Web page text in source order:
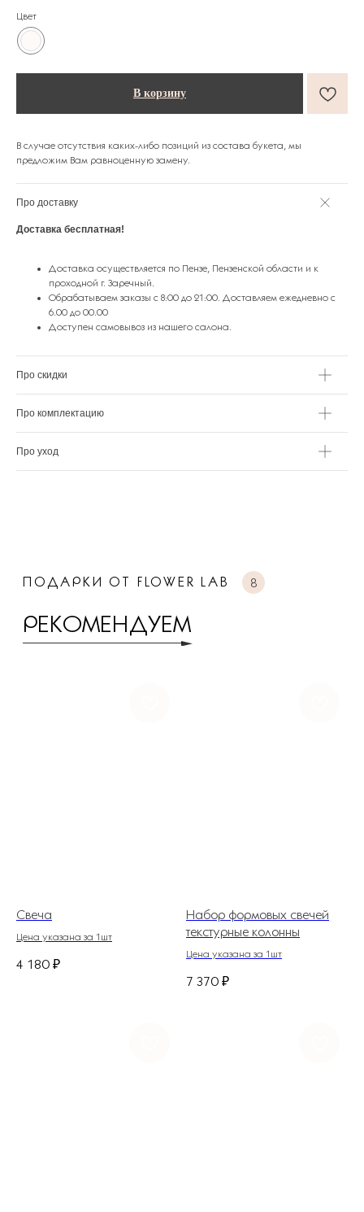
Цвет
В корзину
В случае отсутствия каких-либо позиций из состава букета, мы
предложим Вам равноценную замену.
Про доставку
Доставка бесплатная!
Доставка осуществляется по Пензе, Пензенской области и к
проходной г. Заречный.
Обрабатываем заказы с 8:00 до 21:00. Доставляем ежедневно с
6.00 до 00.00
Доступен самовывоз из нашего салона.
Про скидки
Про комплектацию
Про уход
РЕКОМЕНДУЕМ
Свеча
Цена указана за 1шт
4 180 ₽
Набор формовых свечей
текстурные колонны
Цена указана за 1шт
7 370 ₽